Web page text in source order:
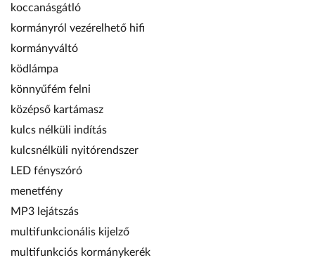
koccanásgátló
kormányról vezérelhető hifi
kormányváltó
ködlámpa
könnyűfém felni
középső kartámasz
kulcs nélküli indítás
kulcsnélküli nyitórendszer
LED fényszóró
menetfény
MP3 lejátszás
multifunkcionális kijelző
multifunkciós kormánykerék